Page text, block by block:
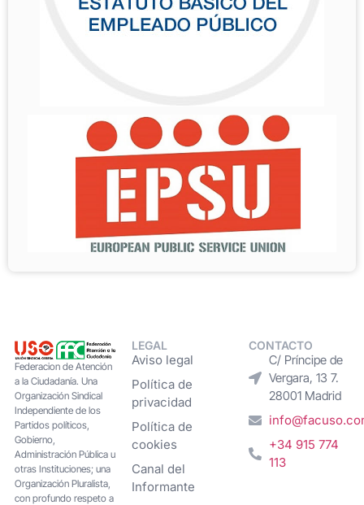
Federacion de Atención
a la Ciudadanía. Una
Organización Sindical
Independiente de los
Partidos políticos,
Gobierno,
Administración Pública u
otras Instituciones; una
Organización Pluralista,
con profundo respeto a
LEGAL
Aviso legal
Política de
privacidad
Política de
cookies
Canal del
Informante
CONTACTO
C/ Príncipe de
Vergara, 13 7.
28001 Madrid
+34 915 774
113